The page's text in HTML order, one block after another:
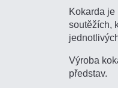
Kokarda je
soutěžích,
Výroba
představ.